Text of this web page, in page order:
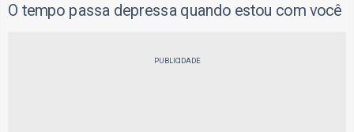
O tempo passa depressa quando estou com você
PUBLICIDADE